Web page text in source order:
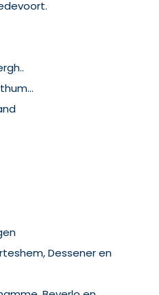
Dessener en